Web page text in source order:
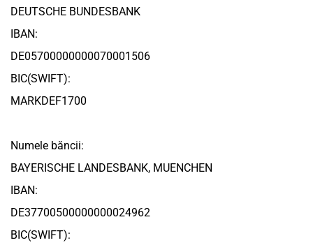
DEUTSCHE BUNDESBANK
IBAN:
DE05700000000070001506
BIC(SWIFT):
MARKDEF1700
Numele băncii:
BAYERISCHE LANDESBANK, MUENCHEN
IBAN:
DE37700500000000024962
BIC(SWIFT):